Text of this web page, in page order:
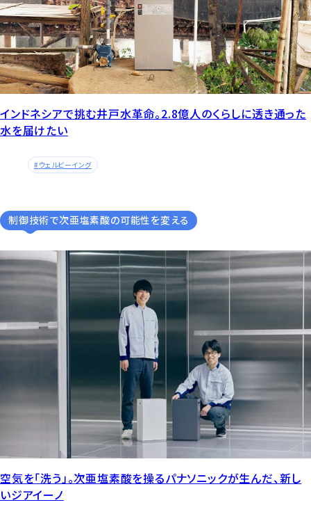
インドネシアで挑む井戸水革命。2.8億人のくらしに透き通った
水を届けたい
ウェルビーイング
制御技術で次亜塩素酸の可能性を変える
空気を「洗う」。次亜塩素酸を操るパナソニックが生んだ、新し
いジアイーノ